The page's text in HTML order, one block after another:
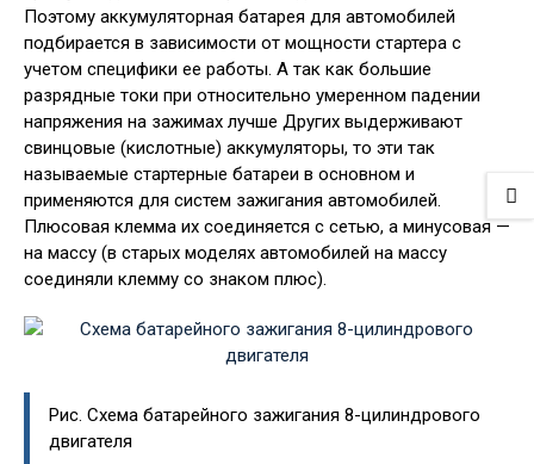
Поэтому аккумуляторная батарея для автомобилей
подбирается в зависимости от мощности стартера с
учетом специфики ее работы. А так как большие
разрядные токи при относительно умеренном падении
напряжения на зажимах лучше Других выдерживают
свинцовые (кислотные) аккумуляторы, то эти так
называемые стартерные батареи в основном и
применяются для систем зажигания автомобилей.
Плюсовая клемма их соединяется с сетью, а минусовая —
на массу (в старых моделях автомобилей на массу
соединяли клемму со знаком плюс).
Рис. Схема батарейного зажигания 8-цилиндрового
двигателя